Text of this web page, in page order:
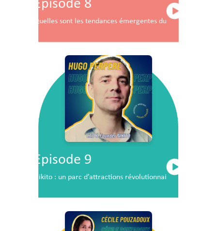
Episode 8
Quelles sont les tendances émergentes du commerce en
Episode 9
Nikito : un parc d’attractions révolutionnaire en plein